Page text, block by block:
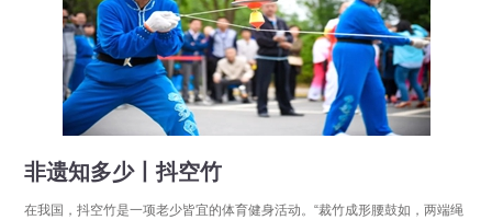
非遗知多少丨抖空竹
在我国，抖空竹是一项老少皆宜的体育健身活动。“裁竹成形腰鼓如，两端绳